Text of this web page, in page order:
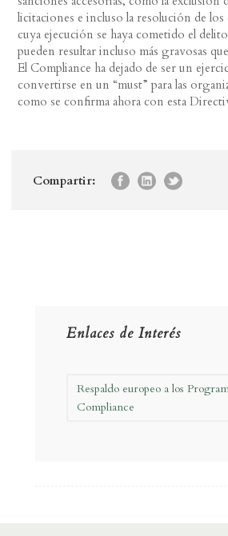
licitaciones e incluso la resolución de
cuya ejecución se haya cometido el
pueden resultar incluso más gravosas
El Compliance ha dejado de ser un
convertirse en un “must” para las
como se confirma ahora con esta
Compartir:
Enlaces de Interés
Respaldo europeo a los
Compliance